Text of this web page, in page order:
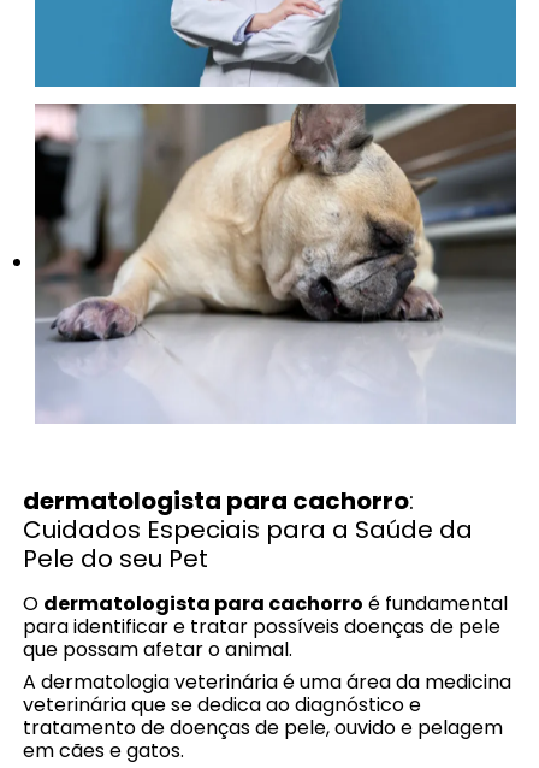
dermatologista para cachorro:
Cuidados Especiais para a Saúde da
Pele do seu Pet
O dermatologista para cachorro é fundamental
para identificar e tratar possíveis doenças de pele
que possam afetar o animal.
A dermatologia veterinária é uma área da medicina
veterinária que se dedica ao diagnóstico e
tratamento de doenças de pele, ouvido e pelagem
em cães e gatos.